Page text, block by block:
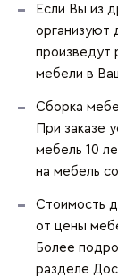
Если Вы из
организуют
произведут
мебели в
Сборка
При заказе
мебель 10
на мебель
Стоимость
от цены
Более
разделе